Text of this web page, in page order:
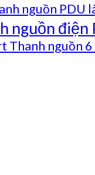
nguồn PDU
nguồn điện
Thanh nguồn 6